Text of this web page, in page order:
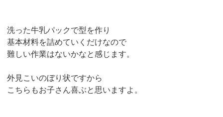
洗った牛乳パックで型を作り
基本材料を詰めていくだけなので
難しい作業はないかなと感じます。
外見こいのぼり状ですから
こちらもお子さん喜ぶと思いますよ。